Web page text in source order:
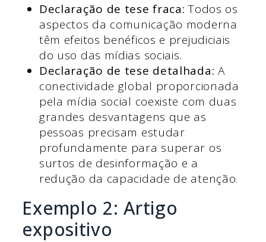
Declaração de tese fraca: Todos os
aspectos da comunicação moderna
têm efeitos benéficos e prejudiciais
do uso das mídias sociais.
Declaração de tese detalhada: A
conectividade global proporcionada
pela mídia social coexiste com duas
grandes desvantagens que as
pessoas precisam estudar
profundamente para superar os
surtos de desinformação e a
redução da capacidade de atenção.
Exemplo 2: Artigo
expositivo